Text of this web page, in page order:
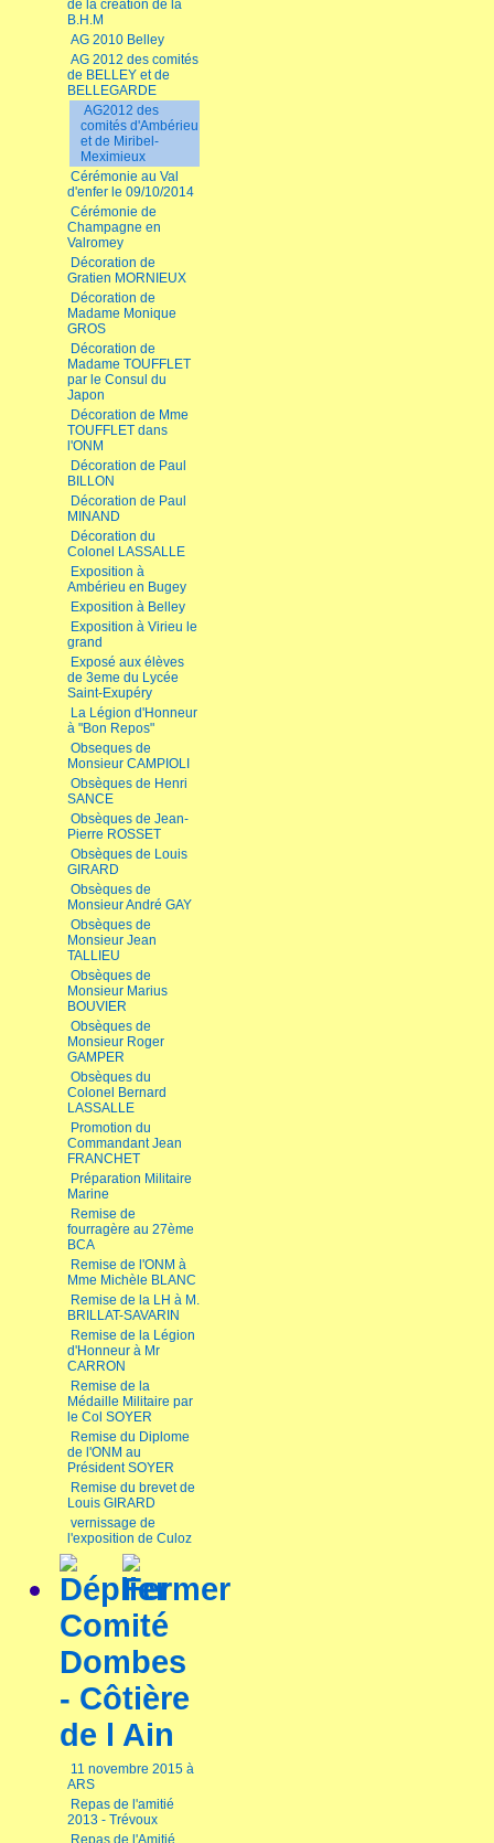
de la création de la
B.H.M
AG 2010 Belley
AG 2012 des comités
de BELLEY et de
BELLEGARDE
AG2012 des
comités d'Ambérieu
et de Miribel-
Meximieux
Cérémonie au Val
d'enfer le 09/10/2014
Cérémonie de
Champagne en
Valromey
Décoration de
Gratien MORNIEUX
Décoration de
Madame Monique
GROS
Décoration de
Madame TOUFFLET
par le Consul du
Japon
Décoration de Mme
TOUFFLET dans
l'ONM
Décoration de Paul
BILLON
Décoration de Paul
MINAND
Décoration du
Colonel LASSALLE
Exposition à
Ambérieu en Bugey
Exposition à Belley
Exposition à Virieu le
grand
Exposé aux élèves
de 3eme du Lycée
Saint-Exupéry
La Légion d'Honneur
à "Bon Repos"
Obseques de
Monsieur CAMPIOLI
Obsèques de Henri
SANCE
Obsèques de Jean-
Pierre ROSSET
Obsèques de Louis
GIRARD
Obsèques de
Monsieur André GAY
Obsèques de
Monsieur Jean
TALLIEU
Obsèques de
Monsieur Marius
BOUVIER
Obsèques de
Monsieur Roger
GAMPER
Obsèques du
Colonel Bernard
LASSALLE
Promotion du
Commandant Jean
FRANCHET
Préparation Militaire
Marine
Remise de
fourragère au 27ème
BCA
Remise de l'ONM à
Mme Michèle BLANC
Remise de la LH à M.
BRILLAT-SAVARIN
Remise de la Légion
d'Honneur à Mr
CARRON
Remise de la
Médaille Militaire par
le Col SOYER
Remise du Diplome
de l'ONM au
Président SOYER
Remise du brevet de
Louis GIRARD
vernissage de
l'exposition de Culoz
Comité
Dombes
- Côtière
de l Ain
11 novembre 2015 à
ARS
Repas de l'amitié
2013 - Trévoux
Repas de l'Amitié